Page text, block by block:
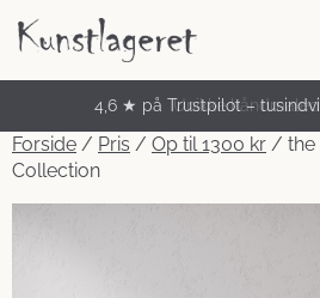
4,6 ★ på Trustpilot –
Unikke
Forside / Pris / Op til 1300 kr / the
Collection